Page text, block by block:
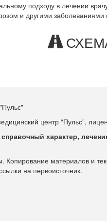
подходу в лечении
и другими заболеваниями
центр “Пульс”,
характер,
материалов и
на первоисточник.